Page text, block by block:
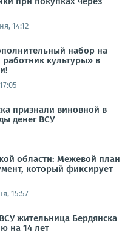
14:12
набор на
культуры» в
признали виновной в
денег ВСУ
области: Межевой план
который фиксирует
15:57
жительница Бердянска
на 14 лет